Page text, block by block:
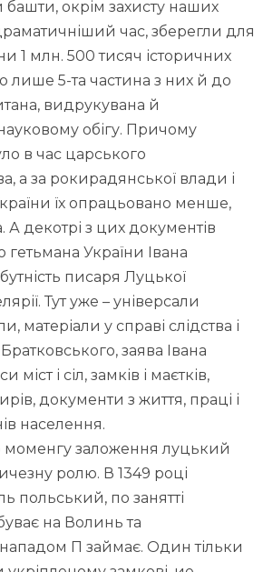
окрім захисту наших
час, зберегли для
1 млн. 500 тисяч історичних
лише 5-та частина з них й до
видрукувана й
обігу. Причому
в час царського
а за рокирадянської влади і
їх опрацьовано менше,
А декотрі з цих документів
гетьмана України Івана
писаря Луцької
Тут уже – універсали
матеріали у справі слідства і
заява Івана
і сіл, замків і маєтків,
документи з життя, праці і
населення.
моменгу заложення луцький
ролю. В 1349 році
польський, по занятті
на Волинь та
П займає. Один тільки